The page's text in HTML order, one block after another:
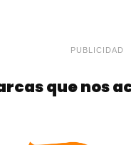
PUBLICIDAD
que nos